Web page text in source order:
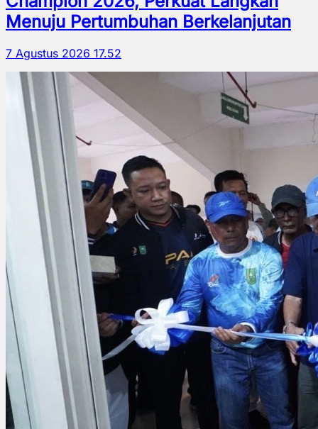
Menuju Pertumbuhan Berkelanjutan
7 Agustus 2026 17.52